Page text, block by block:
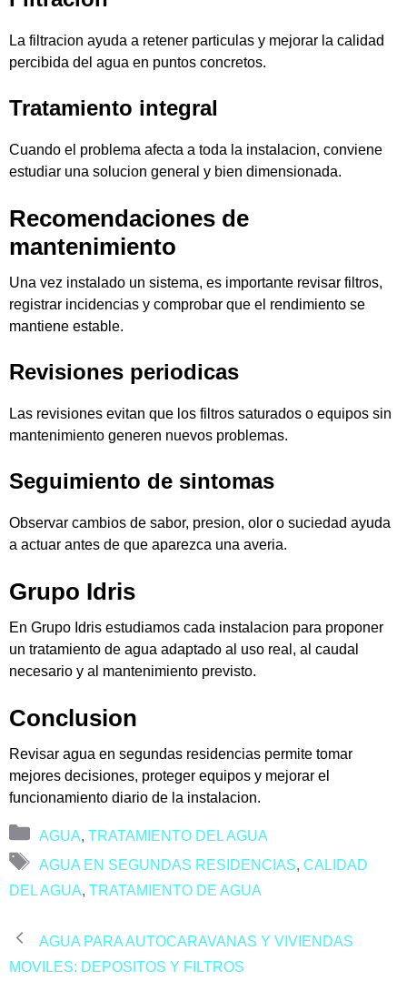
La filtracion ayuda a retener particulas y mejorar la calidad
percibida del agua en puntos concretos.
Tratamiento integral
Cuando el problema afecta a toda la instalacion, conviene
estudiar una solucion general y bien dimensionada.
Recomendaciones de
mantenimiento
Una vez instalado un sistema, es importante revisar filtros,
registrar incidencias y comprobar que el rendimiento se
mantiene estable.
Revisiones periodicas
Las revisiones evitan que los filtros saturados o equipos sin
mantenimiento generen nuevos problemas.
Seguimiento de sintomas
Observar cambios de sabor, presion, olor o suciedad ayuda
a actuar antes de que aparezca una averia.
Grupo Idris
En Grupo Idris estudiamos cada instalacion para proponer
un tratamiento de agua adaptado al uso real, al caudal
necesario y al mantenimiento previsto.
Conclusion
Revisar agua en segundas residencias permite tomar
mejores decisiones, proteger equipos y mejorar el
funcionamiento diario de la instalacion.
Categorías
AGUA, TRATAMIENTO DEL AGUA
Etiquetas
AGUA EN SEGUNDAS RESIDENCIAS, CALIDAD
DEL AGUA, TRATAMIENTO DE AGUA
AGUA PARA AUTOCARAVANAS Y VIVIENDAS
MOVILES: DEPOSITOS Y FILTROS